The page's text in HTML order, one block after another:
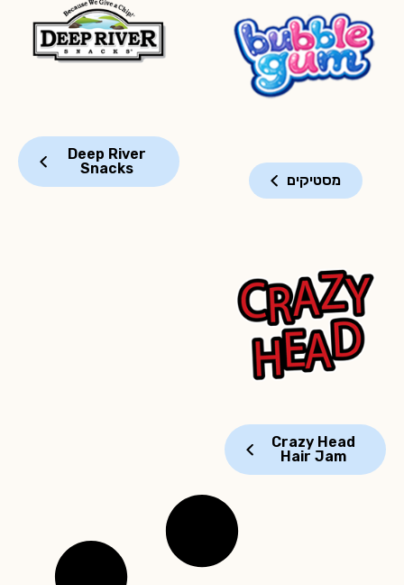
מסטיקים
Deep River
Snacks
Crazy Head
Hair Jam